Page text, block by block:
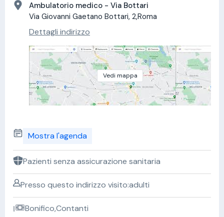
Ambulatorio medico - Via Bottari
Via Giovanni Gaetano Bottari, 2,Roma
Dettagli indirizzo
Vedi mappa
Mostra l'agenda
Pazienti senza assicurazione sanitaria
Presso questo indirizzo visito:adulti
Bonifico,Contanti